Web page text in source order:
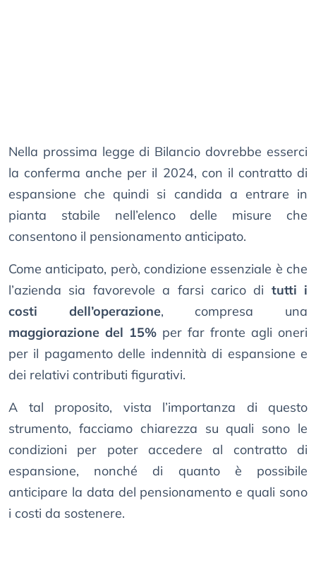
Nella prossima legge di Bilancio dovrebbe esserci
la conferma anche per il 2024, con il contratto di
espansione che quindi si candida a entrare in
pianta stabile nell’elenco delle misure che
consentono il pensionamento anticipato.
Come anticipato, però, condizione essenziale è che
l’azienda sia favorevole a farsi carico di tutti i
costi dell’operazione, compresa una
maggiorazione del 15% per far fronte agli oneri
per il pagamento delle indennità di espansione e
dei relativi contributi figurativi.
A tal proposito, vista l’importanza di questo
strumento, facciamo chiarezza su quali sono le
condizioni per poter accedere al contratto di
espansione, nonché di quanto è possibile
anticipare la data del pensionamento e quali sono
i costi da sostenere.